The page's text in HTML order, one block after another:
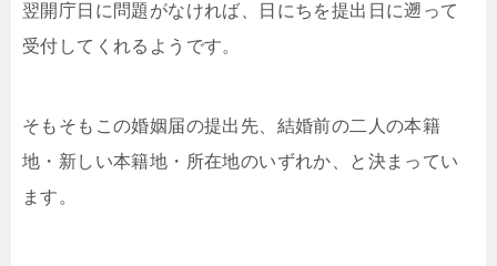
翌開庁日に問題がなければ、日にちを提出日に遡って
受付してくれるようです。
そもそもこの婚姻届の提出先、結婚前の二人の本籍
地・新しい本籍地・所在地のいずれか、と決まってい
ます。